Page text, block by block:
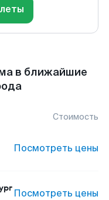
в ближайшие
Стоимость
Посмотреть цены
Посмотреть цены